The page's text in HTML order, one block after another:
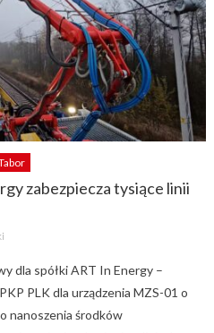
zabezpiecza tysiące linii
dla spółki ART In Energy –
PLK dla urządzenia MZS-01 o
nanoszenia środków